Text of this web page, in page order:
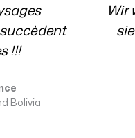
dass
und Tat